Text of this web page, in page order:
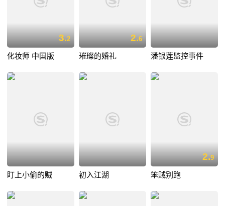
3.2
化妆师 中国版
2.6
璀璨的婚礼 潘银莲监控事件
盯上小偷的贼 初入江湖
2.9
笨贼别跑